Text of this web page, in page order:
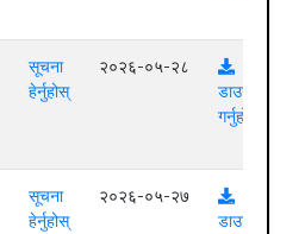
सूचना
हेर्नुहोस्
२०२६-०५-२८
डाउनलोड
गर्नुहोस्
सूचना
हेर्नुहोस्
२०२६-०५-२७
डाउनलोड